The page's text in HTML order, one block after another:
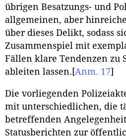
übrigen Besatzungs- und
allgemeinen, aber
über dieses Delikt, sodass
Zusammenspiel mit
Fällen klare Tendenzen zu
ableiten lassen. [Anm. 17]
Die vorliegenden
mit unterschiedlichen, die
betreffenden
Statusberichten zur